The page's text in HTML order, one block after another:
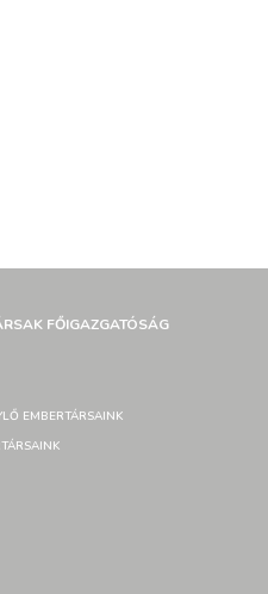
FŐIGAZGATÓSÁG
EMBERTÁRSAINK